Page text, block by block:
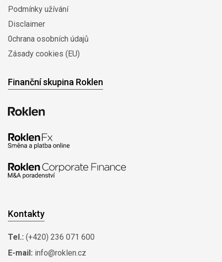
Podmínky užívání
Disclaimer
0chrana osobních údajů
Zásady cookies (EU)
Finanční skupina Roklen
Kontakty
Tel.: (+420) 236 071 600
E-mail: info@roklen.cz